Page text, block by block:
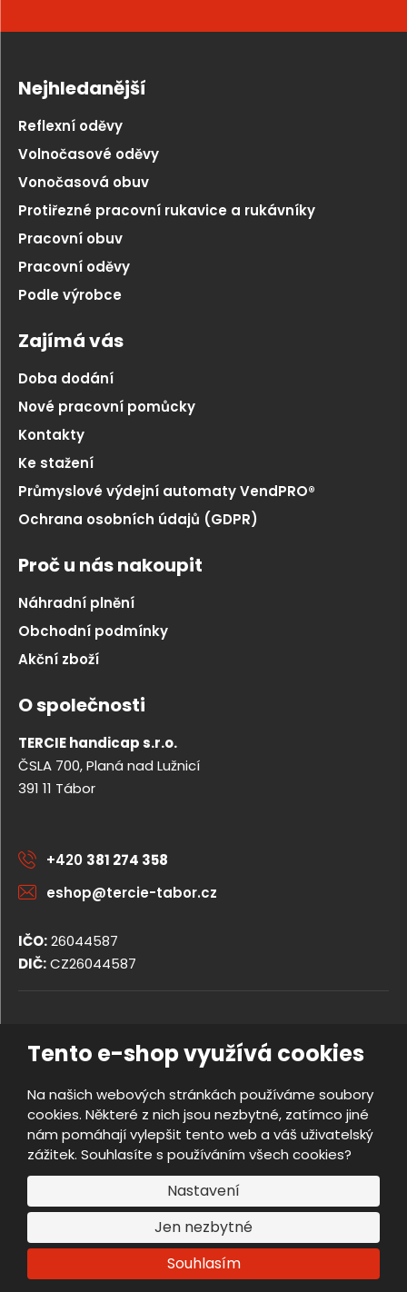
Tento e-shop využívá cookies
Na našich webových stránkách používáme soubory
cookies. Některé z nich jsou nezbytné, zatímco jiné
nám pomáhají vylepšit tento web a váš uživatelský
zážitek. Souhlasíte s používáním všech cookies?
Nastavení
Jen nezbytné
Souhlasím
Nejhledanější
Reflexní oděvy
Volnočasové oděvy
Vonočasová obuv
Protiřezné pracovní rukavice a rukávníky
Pracovní obuv
Pracovní oděvy
Podle výrobce
Zajímá vás
Doba dodání
Nové pracovní pomůcky
Kontakty
Ke stažení
Průmyslové výdejní automaty VendPRO®
Ochrana osobních údajů (GDPR)
Proč u nás nakoupit
Náhradní plnění
Obchodní podmínky
Akční zboží
O společnosti
TERCIE handicap s.r.o.
ČSLA 700, Planá nad Lužnicí
391 11 Tábor
+420 381 274 358
eshop@tercie-tabor.cz
IČO:26044587
DIČ:CZ26044587
Obchodní podmínky
Prohlášení o přístupnosti
Nastavení cookies
Mapa stránek
Vyrobila
e
R
Á
N